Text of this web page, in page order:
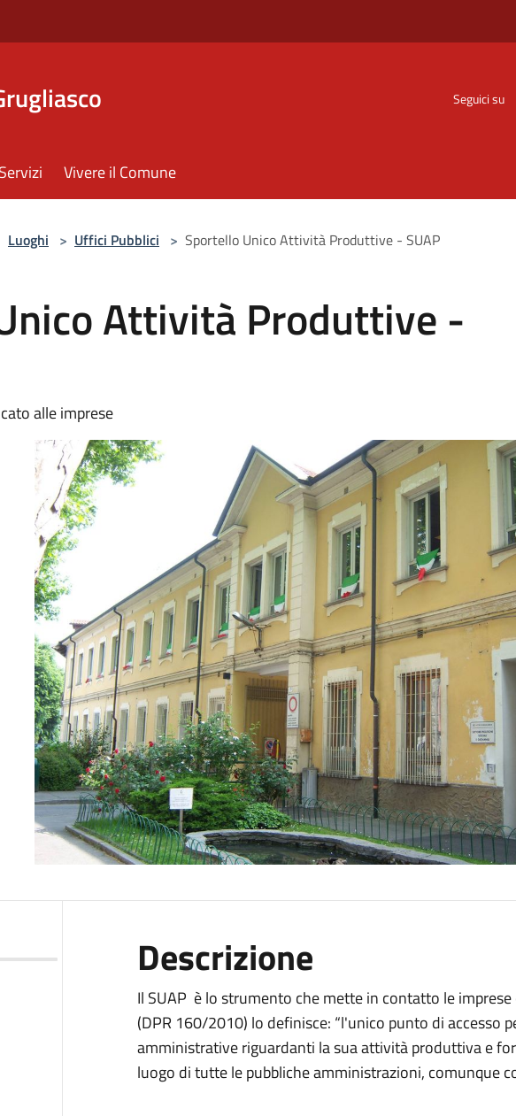
Seguici su
Servizi Vivere il Comune
Luoghi > Uffici Pubblici > Sportello Unico Attività Produttive - SUAP
Attività Produttive -
alle imprese
Descrizione
Il SUAP è lo strumento che mette in contatto le
(DPR 160/2010) lo definisce: “l'unico punto di accesso
amministrative riguardanti la sua attività produttiva e
luogo di tutte le pubbliche amministrazioni, comunque